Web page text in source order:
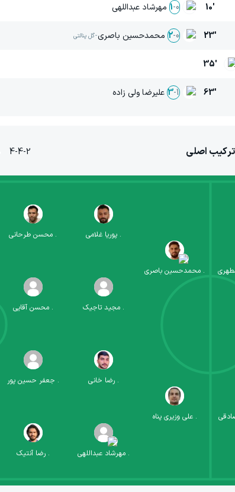
10'
0
-
1 مهرشاد عبداللهی
23'
0
-
2 محمدحسین باصری-گل پنالتی
35'
63'
1
-
3 علیرضا ولی زاده
ترکیب اصلی 4-4-2
.رضا آنتیک
. جعفر حسین پور
.محسن آقایی
. محسن طرحانی
. مهرشاد عبداللهی
. رضا خانی
. مجید تاجیک
. پوریا غلامی
.علی وزیری پناه
. محمدحسین باصری